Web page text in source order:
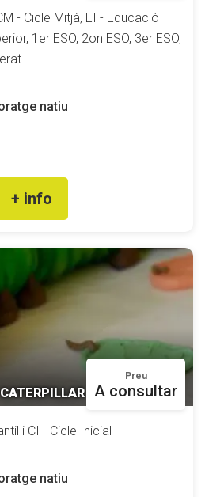
- Cicle Mitjà, EI - Educació
1er ESO, 2on ESO, 3er ESO,
natiu
+ info
Preu
A consultar
i CI - Cicle Inicial
natiu